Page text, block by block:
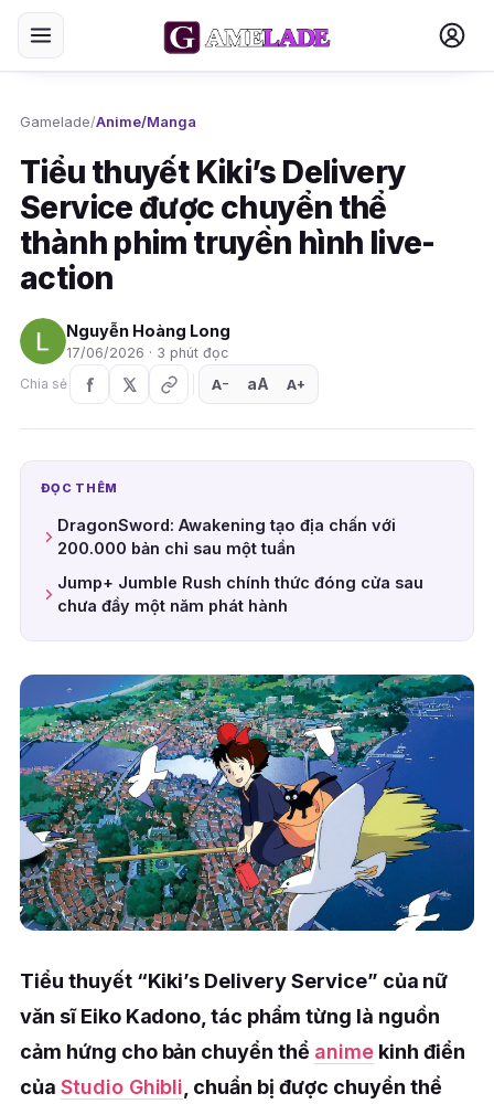
Gamelade/Anime/Manga
Tiểu thuyết Kiki’s Delivery
Service được chuyển thể
thành phim truyền hình live-
action
Nguyễn Hoàng Long
17/06/2026 · 3 phút đọc
Chia sẻ
A− aA A+
ĐỌC THÊM
DragonSword: Awakening tạo địa chấn với
200.000 bản chỉ sau một tuần
Jump+ Jumble Rush chính thức đóng cửa sau
chưa đầy một năm phát hành
Tiểu thuyết “Kiki’s Delivery Service” của nữ
văn sĩ Eiko Kadono, tác phẩm từng là nguồn
cảm hứng cho bản chuyển thể animekinh điển
của Studio Ghibli , chuẩn bị được chuyển thể